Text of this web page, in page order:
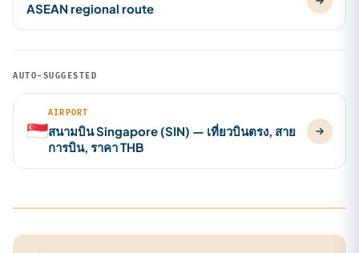
ASEAN regional route
AUTO-SUGGESTED
🇸🇬
AIRPORT
สนามบิน Singapore (SIN) — เที่ยวบินตรง, สาย
การบิน, ราคา THB